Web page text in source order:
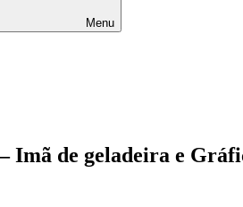
Menu
Imã de geladeira e